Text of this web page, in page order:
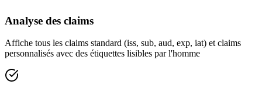
Analyse des claims
Affiche tous les claims standard (iss, sub, aud, exp, iat) et claims
personnalisés avec des étiquettes lisibles par l'homme